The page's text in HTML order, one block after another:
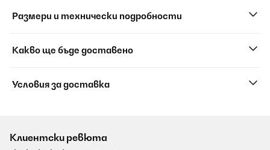
Размери и технически подробности
Какво ще бъде доставено
Условия за доставка
Клиентски ревюта